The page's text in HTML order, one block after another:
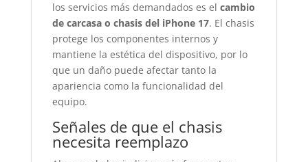
los servicios más demandados es el cambio
de carcasa o chasis del iPhone 17. El chasis
protege los componentes internos y
mantiene la estética del dispositivo, por lo
que un daño puede afectar tanto la
apariencia como la funcionalidad del
equipo.
Señales de que el chasis
necesita reemplazo